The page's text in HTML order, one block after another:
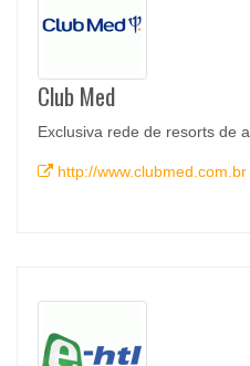
Club Med
Exclusiva rede de resorts de
http://www.clubmed.com.br